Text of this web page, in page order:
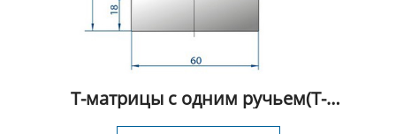
Т-матрицы с одним ручьем(Т-